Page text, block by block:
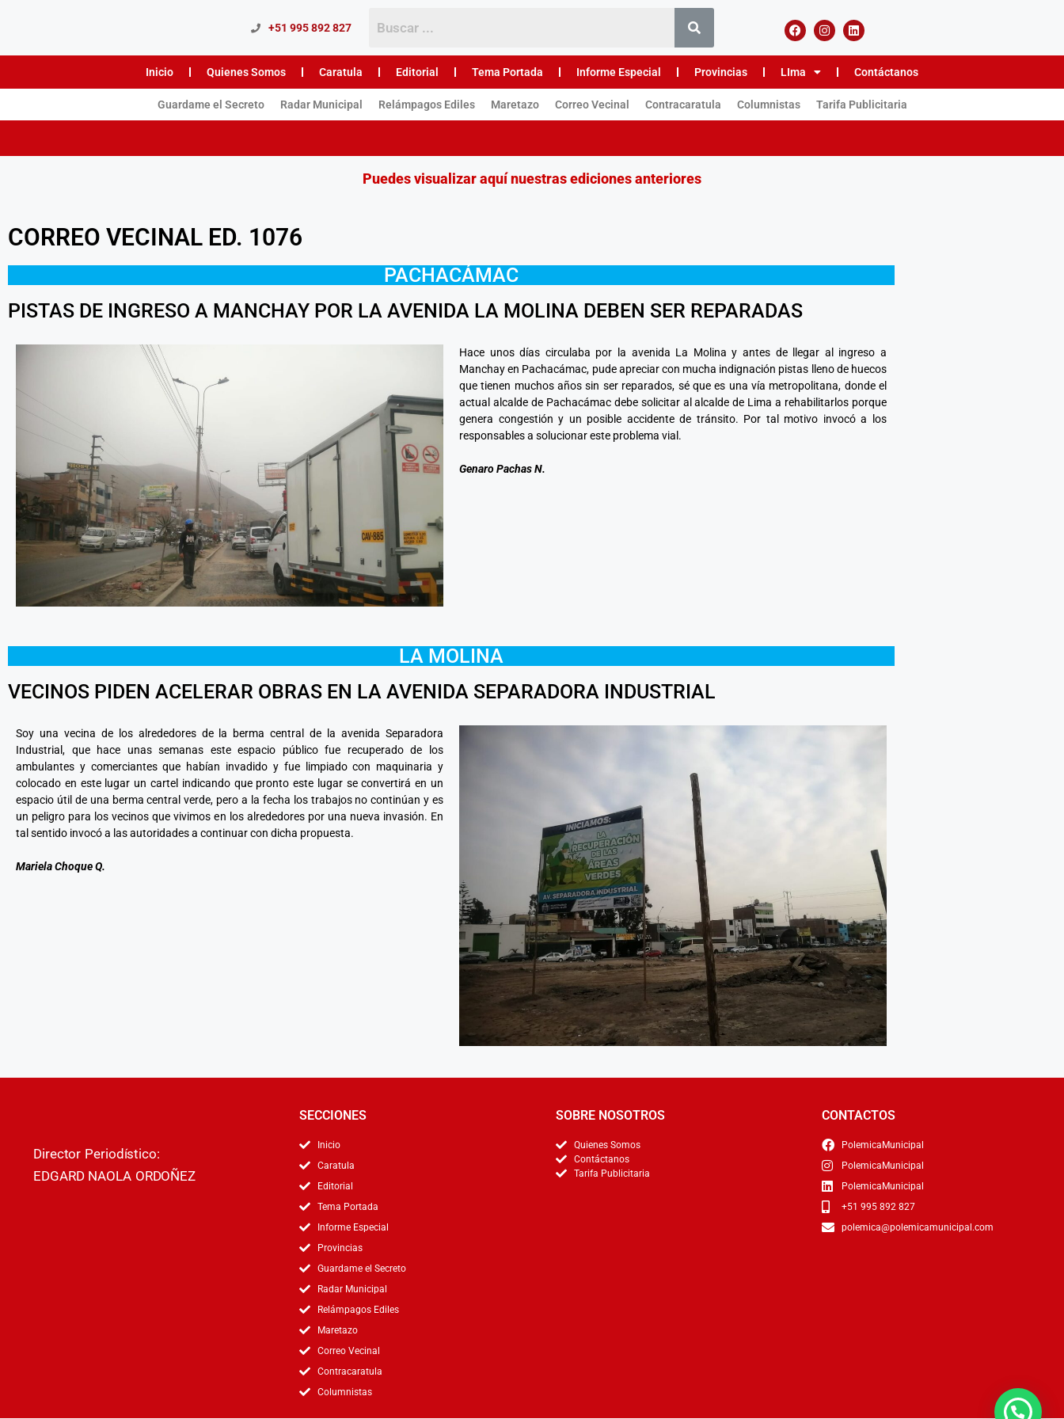
+51 995 892 827
Inicio Quienes Somos Caratula Editorial Tema Portada Informe Especial Provincias LIma Contáctanos
Guardame el Secreto Radar Municipal Relámpagos Ediles Maretazo Correo Vecinal Contracaratula Columnistas Tarifa Publicitaria
Puedes visualizar aquí nuestras ediciones anteriores
CORREO VECINAL ED. 1076
PACHACÁMAC
PISTAS DE INGRESO A MANCHAY POR LA AVENIDA LA MOLINA DEBEN SER REPARADAS
Hace unos días circulaba por la avenida La Molina y antes de llegar al ingreso a
Manchay en Pachacámac, pude apreciar con mucha indignación pistas lleno de huecos
que tienen muchos años sin ser reparados, sé que es una vía metropolitana, donde el
actual alcalde de Pachacámac debe solicitar al alcalde de Lima a rehabilitarlos porque
genera congestión y un posible accidente de tránsito. Por tal motivo invocó a los
responsables a solucionar este problema vial.
Genaro Pachas N.
LA MOLINA
VECINOS PIDEN ACELERAR OBRAS EN LA AVENIDA SEPARADORA INDUSTRIAL
Soy una vecina de los alrededores de la berma central de la avenida Separadora
Industrial, que hace unas semanas este espacio público fue recuperado de los
ambulantes y comerciantes que habían invadido y fue limpiado con maquinaria y
colocado en este lugar un cartel indicando que pronto este lugar se convertirá en un
espacio útil de una berma central verde, pero a la fecha los trabajos no continúan y es
un peligro para los vecinos que vivimos en los alrededores por una nueva invasión. En
tal sentido invocó a las autoridades a continuar con dicha propuesta.
Mariela Choque Q.
Director Periodístico:
EDGARD NAOLA ORDOÑEZ
SECCIONES
Inicio
Caratula
Editorial
Tema Portada
Informe Especial
Provincias
Guardame el Secreto
Radar Municipal
Relámpagos Ediles
Maretazo
Correo Vecinal
Contracaratula
Columnistas
SOBRE NOSOTROS
Quienes Somos
Contáctanos
Tarifa Publicitaria
CONTACTOS
PolemicaMunicipal
PolemicaMunicipal
PolemicaMunicipal
+51 995 892 827
polemica@polemicamunicipal.com